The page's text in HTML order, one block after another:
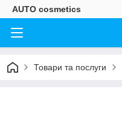
AUTO cosmetics
Товари та послуги